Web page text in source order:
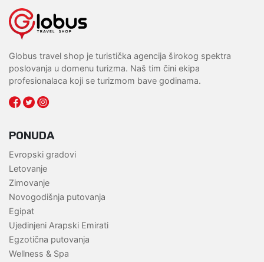
Globus travel shop je turistička agencija širokog spektra
poslovanja u domenu turizma. Naš tim čini ekipa
profesionalaca koji se turizmom bave godinama.
PONUDA
Evropski gradovi
Letovanje
Zimovanje
Novogodišnja putovanja
Egipat
Ujedinjeni Arapski Emirati
Egzotična putovanja
Wellness & Spa